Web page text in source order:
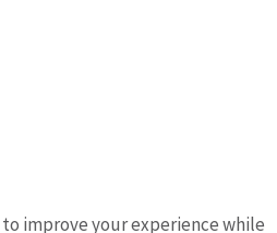
improve your experience while